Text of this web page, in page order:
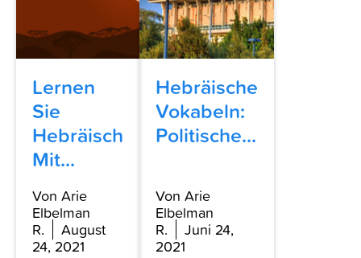
Lernen
Sie
Hebräisch
Mit...
Von Arie
Elbelman
R.
August
24, 2021
Hebräische
Vokabeln:
Politische...
Von Arie
Elbelman
R.
Juni 24,
2021